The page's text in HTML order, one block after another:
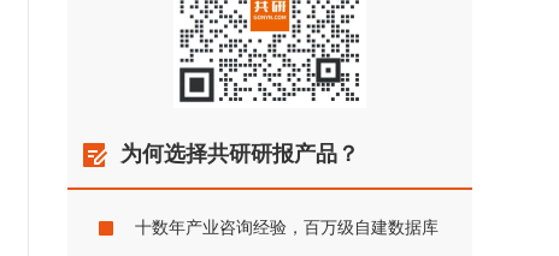
为何选择共研研报产品？
十数年产业咨询经验，百万级自建数据库